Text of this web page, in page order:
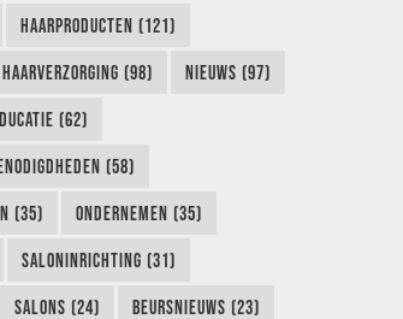
HAARPRODUCTEN (121)
HAARVERZORGING (98) NIEUWS (97)
(62)
(58)
(35) ONDERNEMEN (35)
SALONINRICHTING (31)
SALONS (24) BEURSNIEUWS (23)